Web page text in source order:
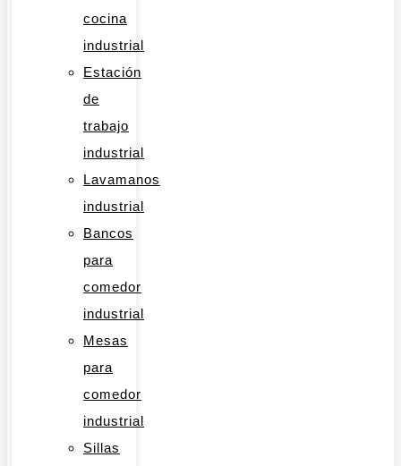
cocina
industrial
Estación
de
trabajo
industrial
Lavamanos
industrial
Bancos
para
comedor
industrial
Mesas
para
comedor
industrial
Sillas